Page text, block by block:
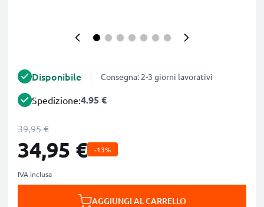
Disponibile Consegna: 2-3 giorni lavorativi
Spedizione:4.95 €
39,95 €
34,95 € -13%
IVA inclusa
AGGIUNGI AL CARRELLO